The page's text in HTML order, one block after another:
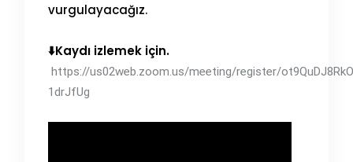
vurgulayacağız.
⬇️Kaydı izlemek için.
https://us02web.zoom.us/meeting/register/
1drJfUg